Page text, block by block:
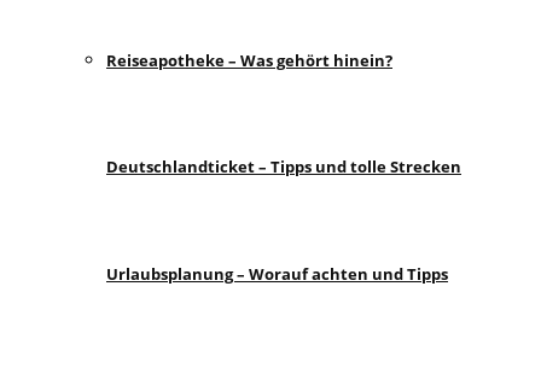
Reiseapotheke – Was gehört hinein?
Deutschlandticket – Tipps und tolle Strecken
Urlaubsplanung – Worauf achten und Tipps